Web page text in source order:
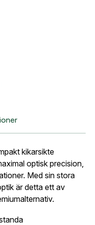
kikarsikte
optisk precision,
Med sin stora
är detta ett av
avtalspriser, smidig
orderhistorik.
i
de vanligaste
*